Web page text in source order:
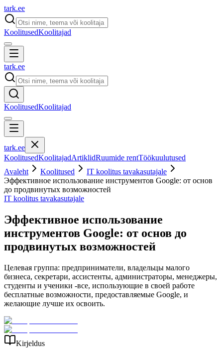
tark.ee
KoolitusedKoolitajad
tark.ee
KoolitusedKoolitajad
tark.ee
KoolitusedKoolitajadArtiklidRuumide rentTöökuulutused
Avaleht
Koolitused
IT koolitus tavakasutajale
Эффективное использование инструментов Google: от основ
до продвинутых возможностей
IT koolitus tavakasutajale
Эффективное использование
инструментов Google: от основ до
продвинутых возможностей
Целевая группа: предприниматели, владельцы малого
бизнеса, секретари, ассистенты, администраторы, менеджеры,
студенты и ученики -все, использующие в своей работе
бесплатные возможности, предоставляемые Google, и
желающие лучше их освоить.
Kirjeldus